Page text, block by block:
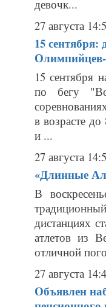
девочк...
27 августа
15 сентября:
15 сентября
по бегу
в возрасте
и ...
27 августа
«Длинные
В
дистанциях
атлетов из
отличной
27 августа
Объявлен